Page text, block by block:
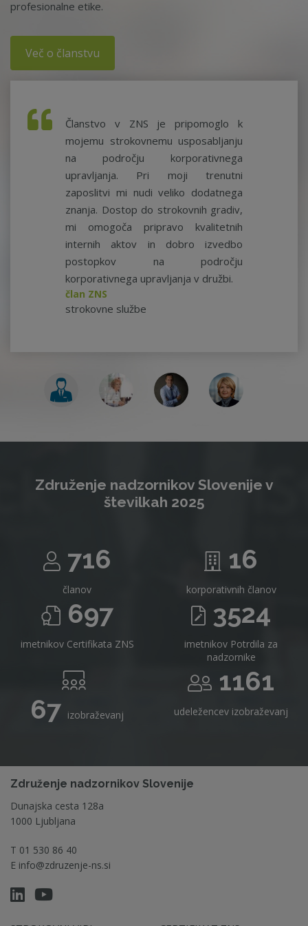
profesionalne etike.
Več o članstvu
Članstvo v ZNS je pripomoglo k
mojemu strokovnemu usposabljanju
na področju korporativnega
upravljanja. Pri moji trenutni
zaposlitvi mi nudi veliko dodatnega
znanja. Dostop do strokovnih gradiv,
mi omogoča pripravo kvalitetnih
internih aktov in dobro izvedbo
postopkov na področju
korporativnega upravljanja v družbi.
član ZNS
strokovne službe
Združenje nadzornikov Slovenije v
številkah 2025
716
članov
16
korporativnih članov
697
imetnikov Certifikata ZNS
3524
imetnikov Potrdila za
nadzornike
67 izobraževanj
1161
udeležencev izobraževanj
Združenje nadzornikov Slovenije
Dunajska cesta 128a
1000 Ljubljana
T 01 530 86 40
E info@zdruzenje-ns.si